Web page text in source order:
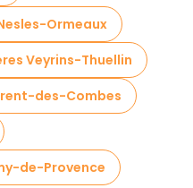
Ormeaux
Veyrins-Thuellin
des-Combes
de-Provence